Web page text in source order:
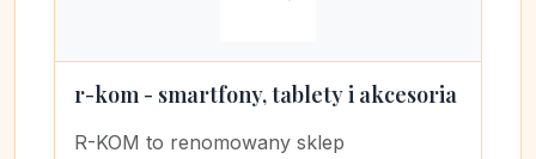
r-kom - smartfony, tablety i akcesoria
R-KOM to renomowany sklep